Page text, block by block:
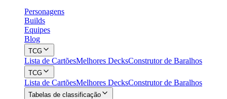
Personagens
Builds
Equipes
Blog
TCG
Lista de CartõesMelhores DecksConstrutor de Baralhos
TCG
Lista de CartõesMelhores DecksConstrutor de Baralhos
Tabelas de classificação